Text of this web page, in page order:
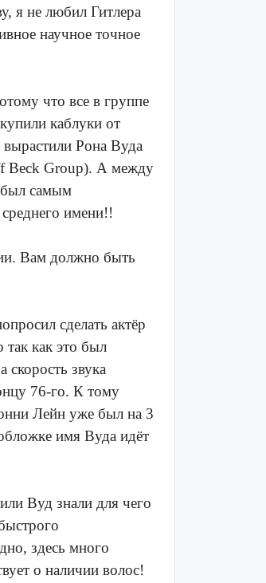
я не любил Гитлера
научное точное
что все в группе
каблуки от
Рона Вуда
Beck Group). А между
был самым
имени!!
Вам должно быть
сделать актёр
как это был
звука
76-го. К тому
Лейн уже был на 3
имя Вуда идёт
Вуд знали для чего
здесь много
о наличии волос!